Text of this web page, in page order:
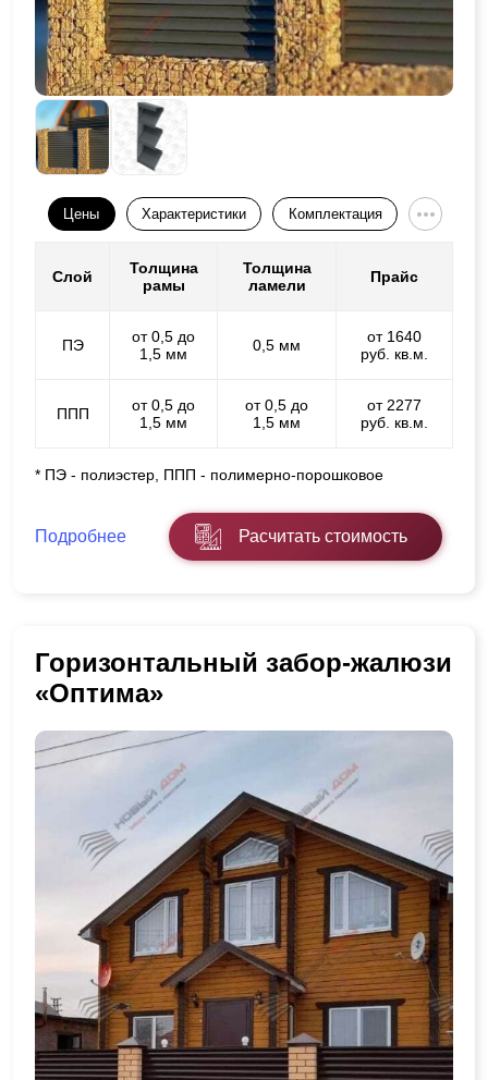
Цены Характеристики Комплектация
Слой
Толщина
рамы
Толщина
ламели
Прайс
ПЭ
от 0,5 до
1,5 мм
0,5 мм
от 1640
руб. кв.м.
ППП
от 0,5 до
1,5 мм
от 0,5 до
1,5 мм
от 2277
руб. кв.м.
* ПЭ - полиэстер, ППП - полимерно-порошковое
Подробнее Расчитать стоимость
Горизонтальный забор-жалюзи
«Оптима»